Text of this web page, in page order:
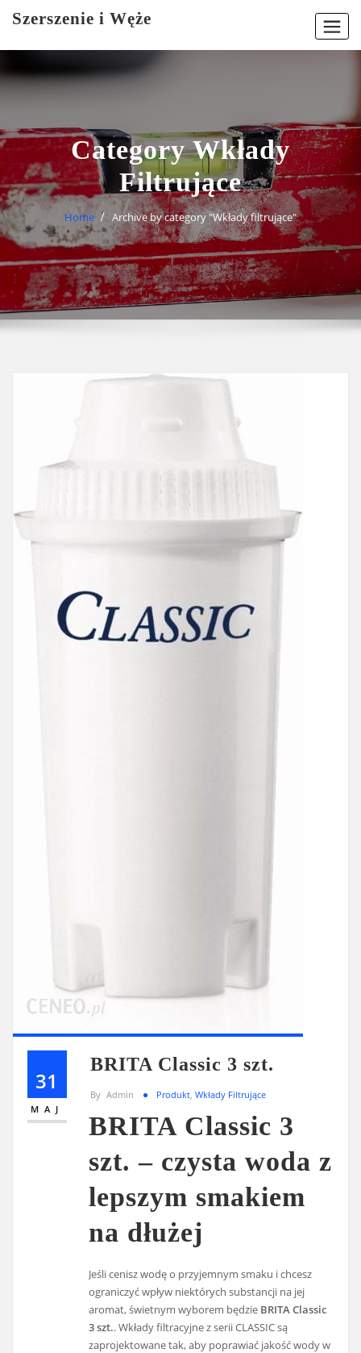
Szerszenie i Węże
Category Wkłady
Filtrujące
Home Archive by category "Wkłady filtrujące"
31
MAJ
BRITA Classic 3 szt.
By Admin Produkt Wkłady Filtrujące
BRITA Classic 3
szt. – czysta woda z
lepszym smakiem
na dłużej
Jeśli cenisz wodę o przyjemnym smaku i chcesz
ograniczyć wpływ niektórych substancji na jej
aromat, świetnym wyborem będzie BRITA Classic
3 szt.. Wkłady filtracyjne z serii CLASSIC są
zaprojektowane tak, aby poprawiać jakość wody w